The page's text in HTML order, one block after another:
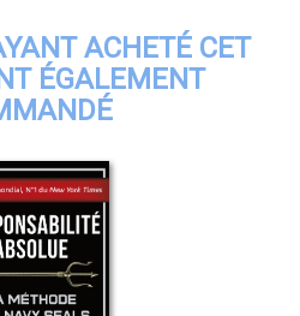
ACHETÉ CET
ÉGALEMENT